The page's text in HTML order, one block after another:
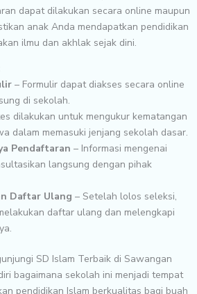
dapat dilakukan secara online maupun
anak Anda mendapatkan pendidikan
ilmu dan akhlak sejak dini.
– Formulir dapat diakses secara online
di sekolah.
dilakukan untuk mengukur kematangan
dalam memasuki jenjang sekolah dasar.
Pendaftaran – Informasi mengenai
langsung dengan pihak
Daftar Ulang – Setelah lolos seleksi,
daftar ulang dan melengkapi
SD Islam Terbaik di Sawangan
bagaimana sekolah ini menjadi tempat
pendidikan Islam berkualitas bagi buah